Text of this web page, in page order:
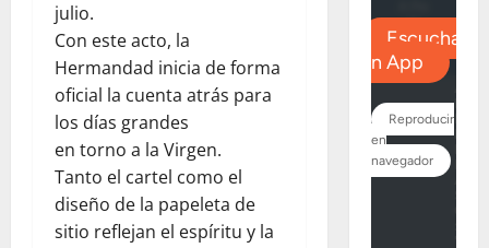
julio.
Con este acto, la
Hermandad inicia de forma
oficial la cuenta atrás para
los días grandes
en torno a la Virgen.
Tanto el cartel como el
diseño de la papeleta de
sitio reflejan el espíritu y la